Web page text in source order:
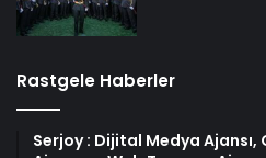
Rastgele Haberler
Serjoy : Dijital Medya Ajansı,